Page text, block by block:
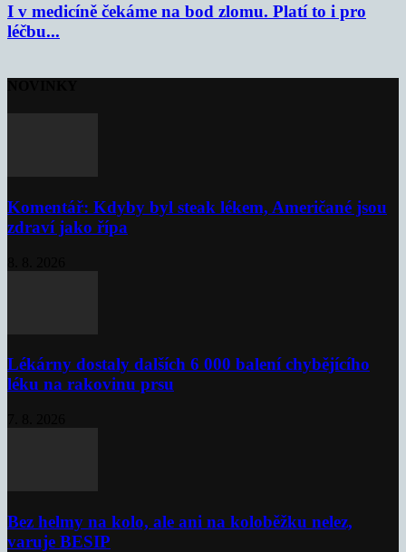
I v medicíně čekáme na bod zlomu. Platí to i pro
léčbu...
Komentář: Kdyby byl steak lékem, Američané jsou
zdraví jako řípa
Lékárny dostaly dalších 6 000 balení chybějícího
léku na rakovinu prsu
Bez helmy na kolo, ale ani na koloběžku nelez,
varuje BESIP